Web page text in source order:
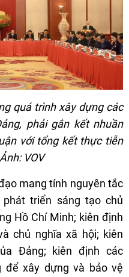
quá trình xây dựng các
phải gắn kết nhuần
với tổng kết thực tiễn
VOV
mang tính nguyên tắc
triển sáng tạo chủ
Hồ Chí Minh; kiên định
chủ nghĩa xã hội; kiên
Đảng; kiên định các
để xây dựng và bảo vệ